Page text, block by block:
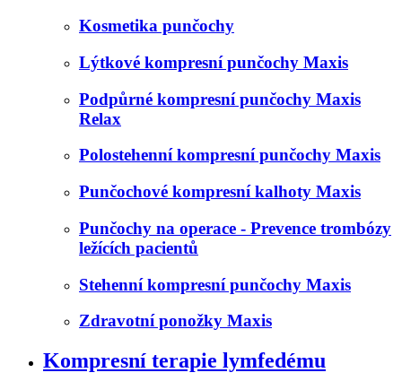
Kosmetika punčochy
Lýtkové kompresní punčochy Maxis
Podpůrné kompresní punčochy Maxis
Relax
Polostehenní kompresní punčochy Maxis
Punčochové kompresní kalhoty Maxis
Punčochy na operace - Prevence trombózy
ležících pacientů
Stehenní kompresní punčochy Maxis
Zdravotní ponožky Maxis
Kompresní terapie lymfedému